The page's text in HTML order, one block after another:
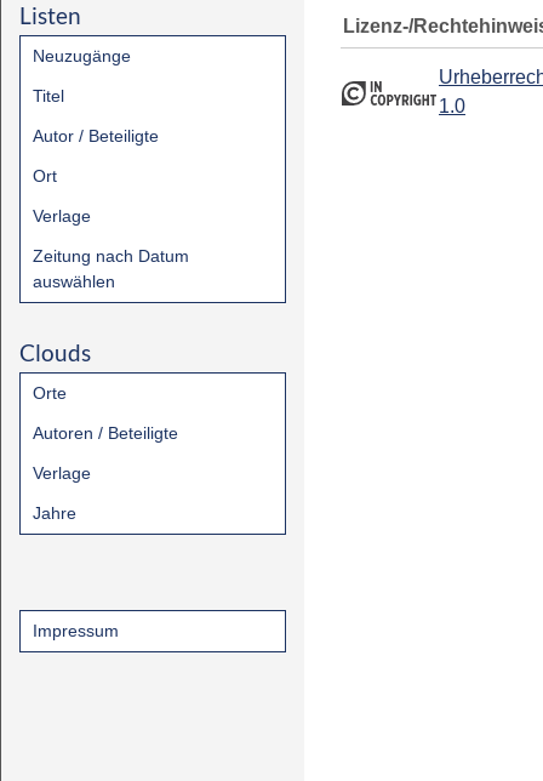
Listen
Neuzugänge
Titel
Autor / Beteiligte
Ort
Verlage
Zeitung nach Datum
auswählen
Clouds
Orte
Autoren / Beteiligte
Verlage
Jahre
Impressum
Lizenz-/
1.0